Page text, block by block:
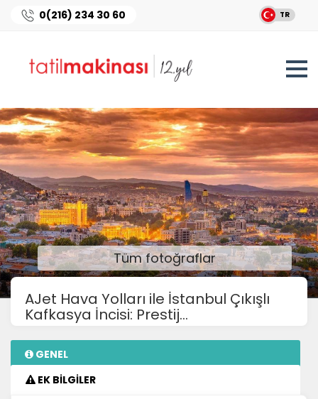
0(216) 234 30 60 TR
Tüm fotoğraflar
AJet Hava Yolları ile İstanbul Çıkışlı
Kafkasya İncisi: Prestij...
GENEL
EK BİLGİLER